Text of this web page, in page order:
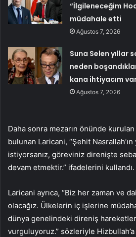
“İlgileneceğim
müdahale etti
Ağustos 7, 2026
Suna Selen yıllar
neden
kana ihtiyacım
Ağustos 7, 2026
Daha sonra mezarın önünde
bulunan Laricani, “Şehit
istiyorsanız, göreviniz direnişte
devam etmektir.” ifadelerini kullandı.
Laricani ayrıca, “Biz her zaman ve
olacağız. Ülkelerin iç işlerine
dünya genelindeki direniş
vurguluyoruz.” sözleriyle